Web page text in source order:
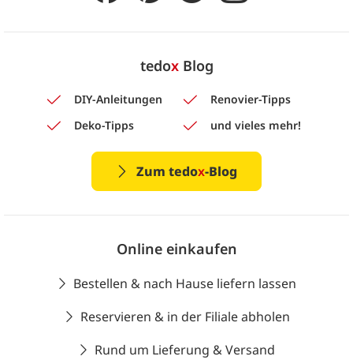
tedoxBlog
DIY-Anleitungen
Renovier-Tipps
Deko-Tipps
und vieles mehr!
Zum tedox-Blog
Online einkaufen
Bestellen & nach Hause liefern lassen
Reservieren & in der Filiale abholen
Rund um Lieferung & Versand